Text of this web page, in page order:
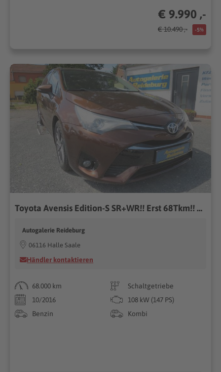
€ 9.990 ,-
€ 10.490 ,- -5%
Toyota Avensis Edition-S SR+WR!! Erst 68Tkm!! Navi!! LED!! TOP!!
Autogalerie Reideburg
06116 Halle Saale
Händler kontaktieren
68.000 km
Schaltgetriebe
10/2016
108 kW (147 PS)
Benzin
Kombi